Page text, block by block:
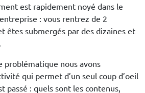
est rapidement noyé dans le
: vous rentrez de 2
êtes submergés par des dizaines et
problématique nous avons
qui permet d’un seul coup d’oeil
passé : quels sont les contenus,